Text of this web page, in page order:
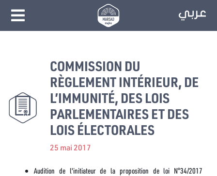
COMMISSION DU
RÈGLEMENT INTÉRIEUR, DE
L’IMMUNITÉ, DES LOIS
PARLEMENTAIRES ET DES
LOIS ÉLECTORALES
25 mai 2017
Audition de l'initiateur de la proposition de loi N°34/2017